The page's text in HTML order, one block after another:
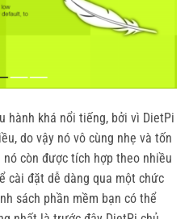
hành khá nổi tiếng, bởi vì DietPi
do vậy nó vô cùng nhẹ và tốn
còn được tích hợp theo nhiều
cài đặt dễ dàng qua một chức
sách phần mềm bạn có thể